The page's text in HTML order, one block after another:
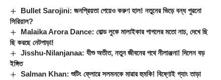
Bullet Sarojini: জনপ্রিয়তা পেয়েও করুণ হাল! নতুনের ভিড়ে বন্ধ পুরনো
সিরিয়াল?
Malaika Arora Dance: বোল্ড লুকে মালাইকার পাগলের মতো নাচ, দেখে ছি
ছি করছে নেটপাড়া!
Jisshu-Nilanjanaa: যীশু অতীত, নতুন জীবনের পথে নীলাঞ্জনা! দিলেন বড়
ইঙ্গিত
Salman Khan: শুটিং ফ্লোরে সলমনকে মারার হুমকি! বিষ্ণোই গ্যাং তাড়া